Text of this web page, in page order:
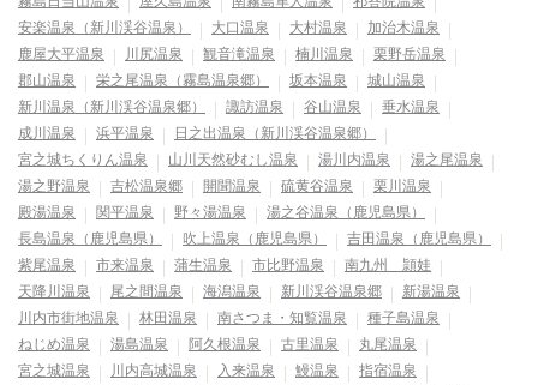
安楽温泉（新川渓谷温泉）
大口温泉 大村温泉
加治木温泉
鹿屋大平温泉
川尻温泉 観音滝温泉 楠川温泉
栗野岳温泉
郡山温泉
栄之尾温泉（霧島温泉郷） 坂本温泉
城山温泉
新川温泉（新川渓谷温泉郷）
諏訪温泉 谷山温泉
垂水温泉
成川温泉
浜平温泉
日之出温泉（新川渓谷温泉郷）
宮之城ちくりん温泉
山川天然砂むし温泉 湯川内温泉
湯之尾温泉
湯之野温泉
吉松温泉郷 開聞温泉 硫黄谷温泉
栗川温泉
殿湯温泉
関平温泉 野々湯温泉
湯之谷温泉（鹿児島県）
長島温泉（鹿児島県）
吹上温泉（鹿児島県）
吉田温泉（鹿児島県）
紫尾温泉
市来温泉 蒲生温泉 市比野温泉
南九州 頴娃
天降川温泉
尾之間温泉 海潟温泉 新川渓谷温泉郷
新湯温泉
川内市街地温泉
林田温泉 南さつま・知覧温泉
種子島温泉
ねじめ温泉
湯島温泉 阿久根温泉 古里温泉
丸尾温泉
宮之城温泉
川内高城温泉 入来温泉 鰻温泉
指宿温泉